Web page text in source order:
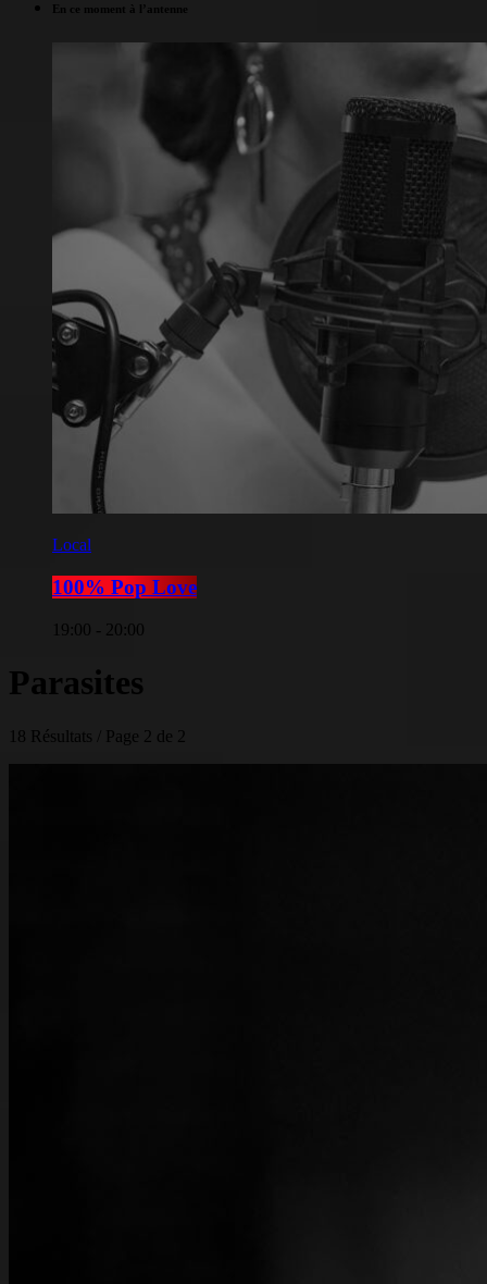
En ce moment à l’antenne
Local
100% Pop Love
19:00 - 20:00
Parasites
18 Résultats / Page 2 de 2